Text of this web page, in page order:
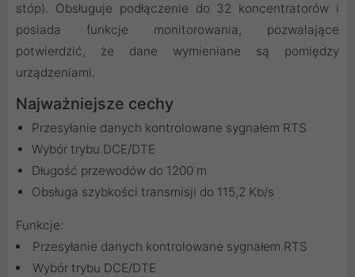
stóp). Obsługuje podłączenie do 32 koncentratorów i
posiada funkcje monitorowania, pozwalające
potwierdzić, że dane wymieniane są pomiędzy
urządzeniami.
Najważniejsze cechy
Przesyłanie danych kontrolowane sygnałem RTS
Wybór trybu DCE/DTE
Długość przewodów do 1200 m
Obsługa szybkości transmisji do 115,2 Kb/s
Funkcje:
Przesyłanie danych kontrolowane sygnałem RTS
Wybór trybu DCE/DTE